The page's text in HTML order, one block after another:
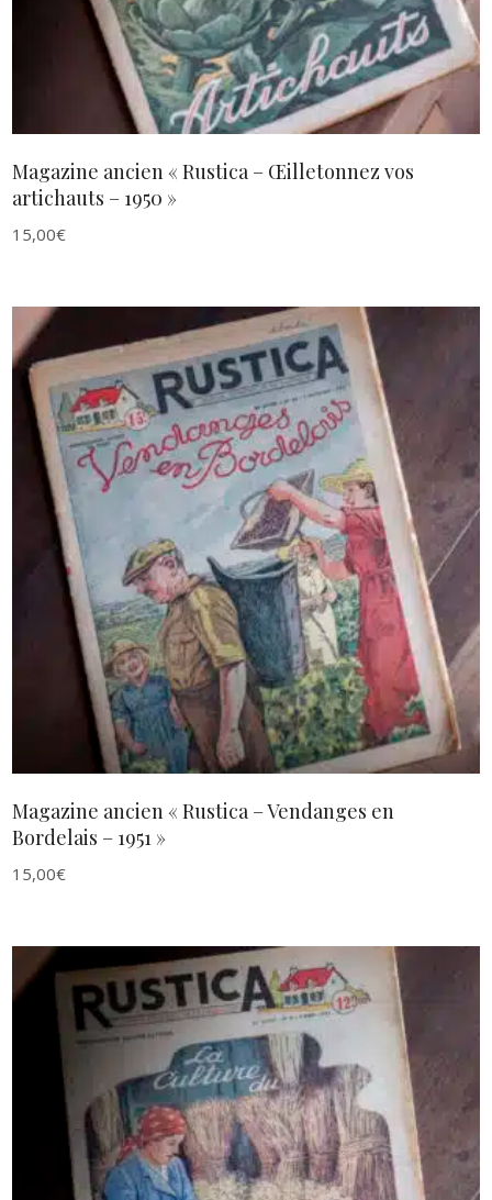
Magazine ancien « Rustica – Œilletonnez vos
artichauts – 1950 »
15,00€
AJOUTER AU PANIER
Magazine ancien « Rustica – Vendanges en
Bordelais – 1951 »
15,00€
AJOUTER AU PANIER